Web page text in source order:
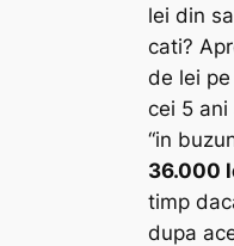
lei din
cati?
de lei
cei 5 ani
“in
36.000
timp
dupa